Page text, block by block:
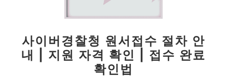
사이버경찰청 원서접수 절차 안
내 | 지원 자격 확인 | 접수 완료
확인법